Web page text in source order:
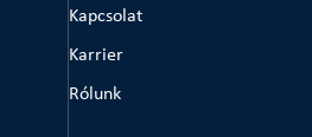
Kapcsolat
Karrier
Rólunk